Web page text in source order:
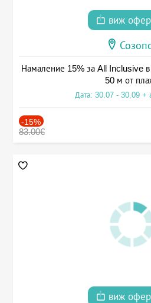
виж
Намаление 15% за All Inclusive
50 м от
Дата: 30.07 - 30.09 +
-15%
83.00€
виж